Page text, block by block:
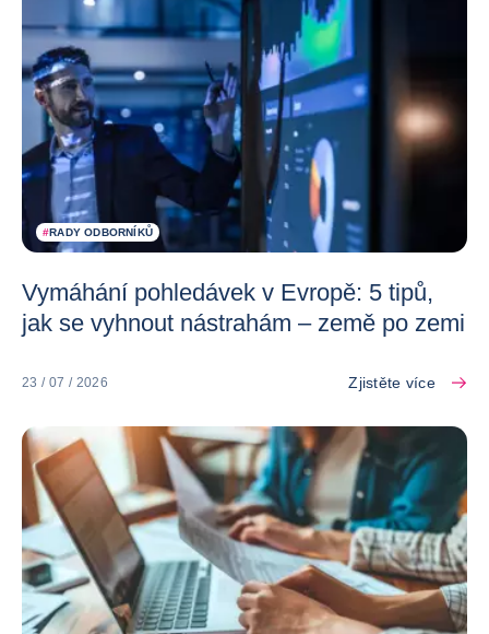
#RADY ODBORNÍKŮ
Vymáhání pohledávek v Evropě: 5 tipů,
jak se vyhnout nástrahám – země po zemi
23 / 07 / 2026 Zjistěte více